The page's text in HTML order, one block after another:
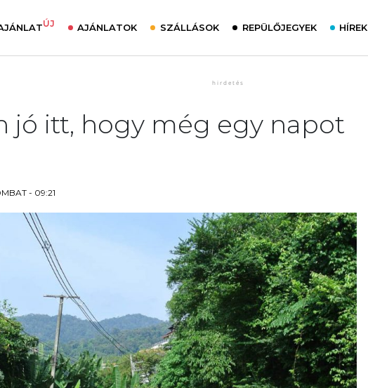
ÚJ AJÁNLATOK SZÁLLÁSOK REPÜLŐJEGYEK HÍREK
jó itt, hogy még egy napot
- 09:21